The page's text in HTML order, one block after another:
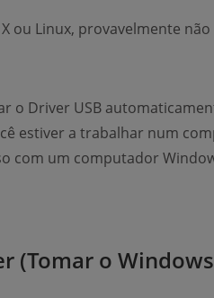
ou Linux, provavelmente
o Driver USB
estiver a trabalhar num
com um computador
(Tomar o